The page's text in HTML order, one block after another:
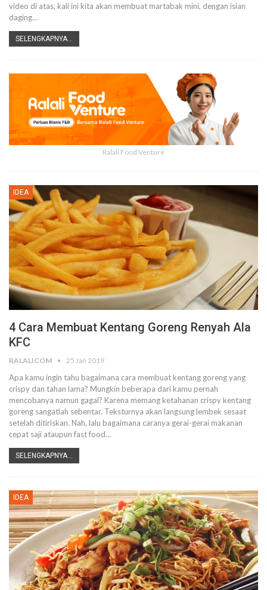
video di atas, kali ini kita akan membuat martabak mini, dengan isian
daging…
SELENGKAPNYA...
Ralali Food Venture
IDEA
4 Cara Membuat Kentang Goreng Renyah Ala
KFC
RALALICOM 25 Jan 2019
Apa kamu ingin tahu bagaimana cara membuat kentang goreng yang
crispy dan tahan lama? Mungkin beberapa dari kamu pernah
mencobanya namun gagal? Karena memang ketahanan crispy kentang
goreng sangatlah sebentar. Teksturnya akan langsung lembek sesaat
setelah ditiriskan. Nah, lalu bagaimana caranya gerai-gerai makanan
cepat saji ataupun fast food…
SELENGKAPNYA...
IDEA